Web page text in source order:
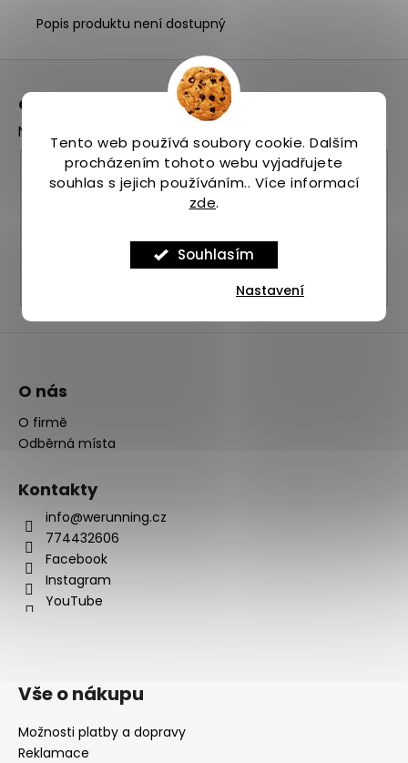
Tento web používá soubory cookie. Dalším
procházením tohoto webu vyjadřujete
souhlas s jejich používáním.. Více informací
zde.
Souhlasím
Nastavení
Popis produktu není dostupný
Odebírat newsletter
Nezmeškejte žádné novinky či slevy!
E-mail
Vložením e-mailu souhlasíte s
O nás
O firmě
Odběrná místa
Kontakty
info@werunning.cz
774432606
Facebook
Instagram
YouTube
Vše o nákupu
Možnosti platby a dopravy
Reklamace